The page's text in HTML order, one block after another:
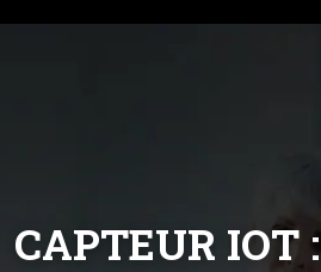
CAPTEUR IOT :